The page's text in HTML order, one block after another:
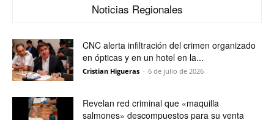
Noticias Regionales
CNC alerta infiltración del crimen organizado
en ópticas y en un hotel en la...
Cristian Higueras - 6 de julio de 2026
Revelan red criminal que «maquilla
salmones» descompuestos para su venta